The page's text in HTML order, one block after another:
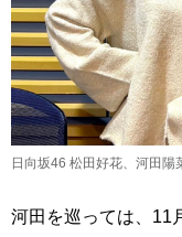
日向坂46 松田好花、河田陽
河田を巡っては、11